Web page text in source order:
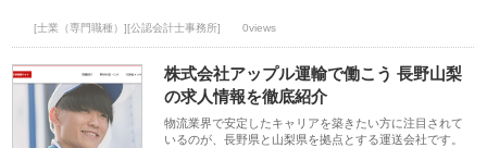
[士業（専門職種）][公認会計士事務所] 0views
株式会社アップル運輸で働こう 長野山梨
の求人情報を徹底紹介
物流業界で安定したキャリアを築きたい方に注目されて
いるのが、長野県と山梨県を拠点とする運送会社です。